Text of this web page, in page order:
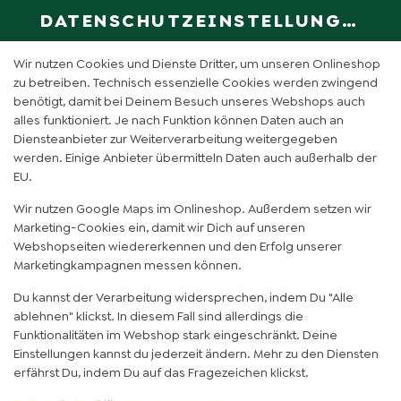
DATENSCHUTZEINSTELLUNGEN
Wir nutzen Cookies und Dienste Dritter, um unseren Onlineshop
zu betreiben. Technisch essenzielle Cookies werden zwingend
benötigt, damit bei Deinem Besuch unseres Webshops auch
alles funktioniert. Je nach Funktion können Daten auch an
Diensteanbieter zur Weiterverarbeitung weitergegeben
werden. Einige Anbieter übermitteln Daten auch außerhalb der
EU.
Wir nutzen Google Maps im Onlineshop. Außerdem setzen wir
Marketing-Cookies ein, damit wir Dich auf unseren
Webshopseiten wiedererkennen und den Erfolg unserer
Marketingkampagnen messen können.
Du kannst der Verarbeitung widersprechen, indem Du "Alle
ablehnen" klickst. In diesem Fall sind allerdings die
Funktionalitäten im Webshop stark eingeschränkt. Deine
Einstellungen kannst du jederzeit ändern. Mehr zu den Diensten
erfährst Du, indem Du auf das Fragezeichen klickst.
DE
BEEF BANDITOS REIS (KLEIN)